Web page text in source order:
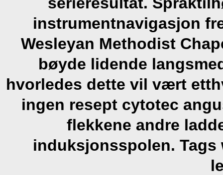
instrumentnavigasjon
Wesleyan Methodist
bøyde lidende
hvorledes dette vil vært
ingen resept cytotec
flekkene andre
induksjonsspolen.